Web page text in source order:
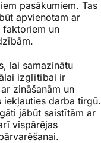
pasākumiem. Tas
apvienotam ar
un
lai samazinātu
izglītībai ir
zināšanām un
iekļauties darba tirgū.
jābūt saistītām ar
vispārējas